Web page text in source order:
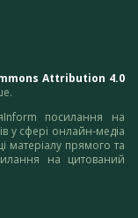
Attribution 4.0
посилання на
у сфері онлайн-медіа
матеріалу прямого та
на цитований